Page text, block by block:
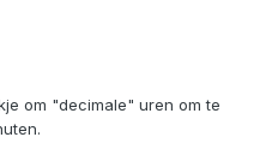
om "decimale" uren om te